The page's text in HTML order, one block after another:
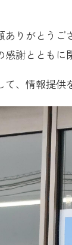
ありがとう
謝とともに
、情報提供